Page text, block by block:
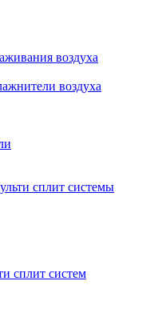
воздуха
воздуха
сплит системы
сплит систем